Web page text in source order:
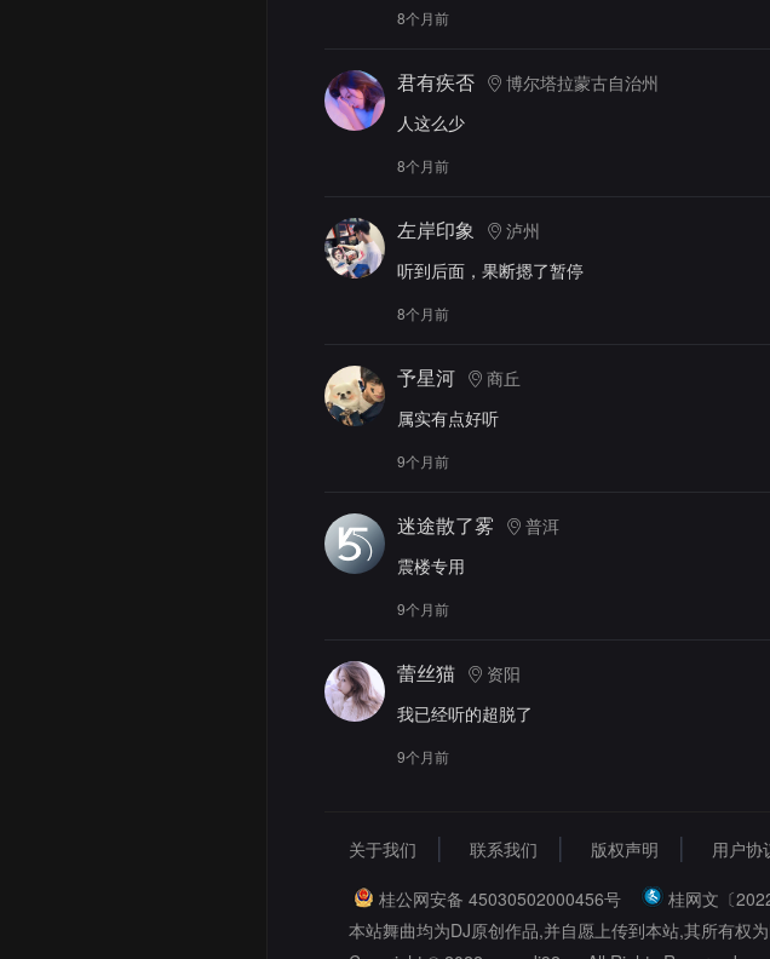
8个月前
君有疾否
博尔塔拉蒙古自治州
人这么少
8个月前
左岸印象
泸州
听到后面，果断摁了暂停
8个月前
予星河
商丘
属实有点好听
9个月前
迷途散了雾
普洱
震楼专用
9个月前
蕾丝猫
资阳
我已经听的超脱了
9个月前
关于我们 联系我们 版权声明 用户协
桂公网安备 45030502000456号 桂网文〔
本站舞曲均为DJ原创作品,并自愿上传到本站,其所有权